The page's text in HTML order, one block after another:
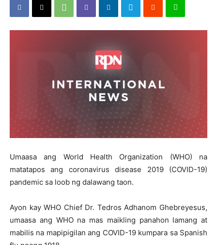
Umaasa ang World Health Organization (WHO) na
matatapos ang coronavirus disease 2019 (COVID-19)
pandemic sa loob ng dalawang taon.
Ayon kay WHO Chief Dr. Tedros Adhanom Ghebreyesus,
umaasa ang WHO na mas maikling panahon lamang at
mabilis na mapipigilan ang COVID-19 kumpara sa Spanish